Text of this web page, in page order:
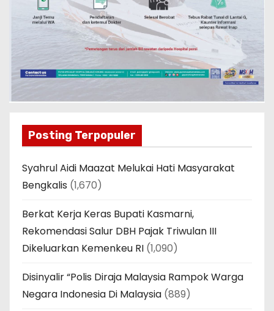
Posting Terpopuler
Syahrul Aidi Maazat Melukai Hati Masyarakat
Bengkalis (1,670)
Berkat Kerja Keras Bupati Kasmarni,
Rekomendasi Salur DBH Pajak Triwulan III
Dikeluarkan Kemenkeu RI (1,090)
Disinyalir “Polis Diraja Malaysia Rampok Warga
Negara Indonesia Di Malaysia (889)